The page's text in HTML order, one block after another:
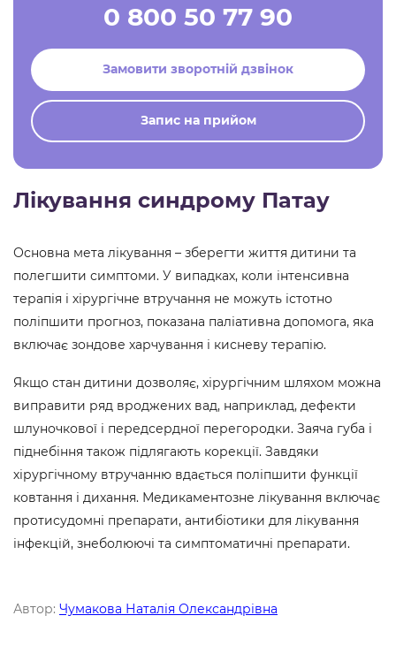
0 800 50 77 90
Замовити зворотній дзвінок
Запис на прийом
Лікування синдрому Патау
Основна мета лікування – зберегти життя дитини та
полегшити симптоми. У випадках, коли інтенсивна
терапія і хірургічне втручання не можуть істотно
поліпшити прогноз, показана паліативна допомога, яка
включає зондове харчування і кисневу терапію.
Якщо стан дитини дозволяє, хірургічним шляхом можна
виправити ряд вроджених вад, наприклад, дефекти
шлуночкової і передсердної перегородки. Заяча губа і
піднебіння також підлягають корекції. Завдяки
хірургічному втручанню вдається поліпшити функції
ковтання і дихання. Медикаментозне лікування включає
протисудомні препарати, антибіотики для лікування
інфекцій, знеболюючі та симптоматичні препарати.
Автор: Чумакова Наталія Олександрівна